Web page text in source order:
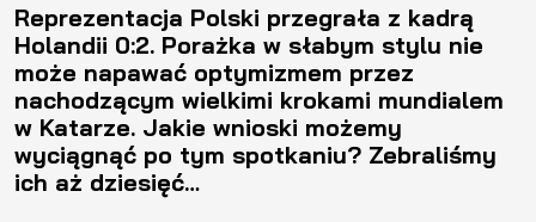
Reprezentacja Polski przegrała z kadrą
Holandii 0:2. Porażka w słabym stylu nie
może napawać optymizmem przez
nachodzącym wielkimi krokami mundialem
w Katarze. Jakie wnioski możemy
wyciągnąć po tym spotkaniu? Zebraliśmy
ich aż dziesięć…